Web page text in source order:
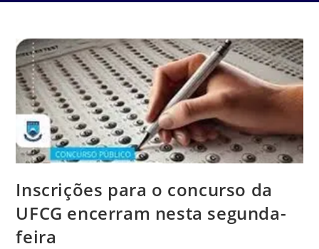
Inscrições para o concurso da
UFCG encerram nesta segunda-
feira